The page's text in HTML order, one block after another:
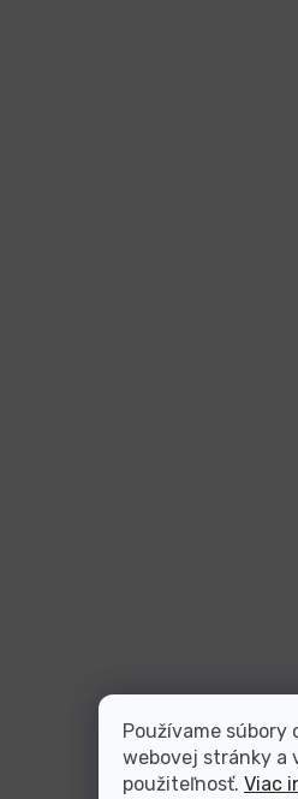
Používame súbory
webovej stránky a
použiteľnosť. Viac